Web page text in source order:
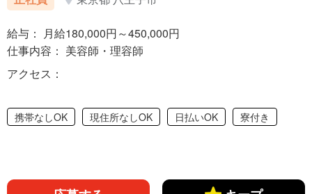
給与： 月給180,000円～450,000円
仕事内容： 美容師・理容師
アクセス：
携帯なしOK 現住所なしOK 日払いOK 寮付き